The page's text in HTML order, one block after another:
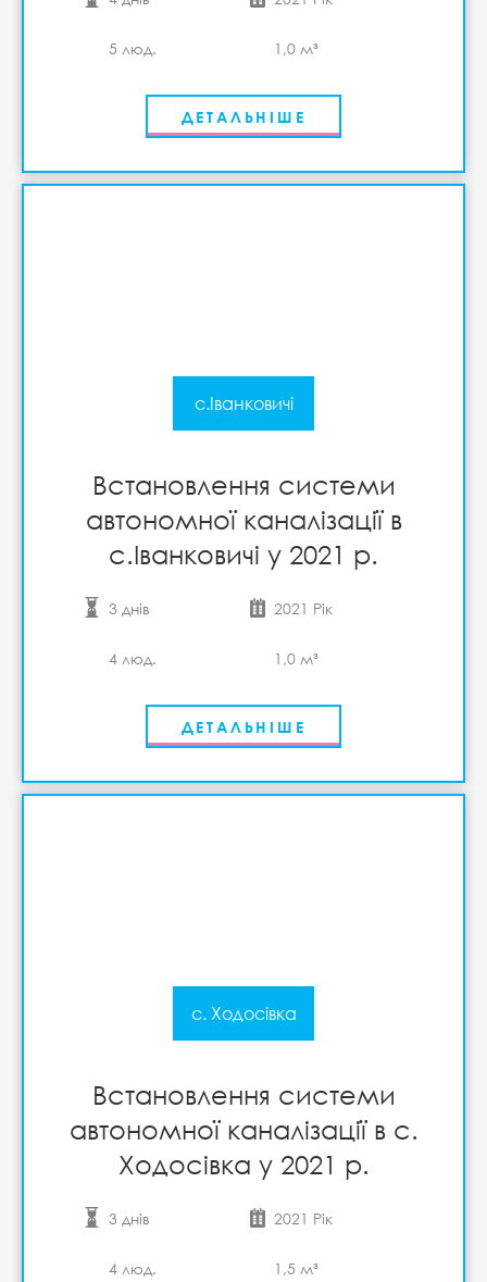
5 люд. 1,0 м³
ДЕТАЛЬНІШЕ
с.Іванковичі
Встановлення системи
автономної каналізації в
с.Іванковичі у 2021 р.
3 днів 2021 Рік
4 люд. 1,0 м³
ДЕТАЛЬНІШЕ
с. Ходосівка
Встановлення системи
автономної каналізації в с.
Ходосівка у 2021 р.
3 днів 2021 Рік
4 люд. 1,5 м³